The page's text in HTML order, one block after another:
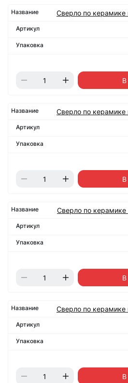
Сверло по керамике
В
Сверло по керамике
В
Сверло по керамике
В
Сверло по керамике
В